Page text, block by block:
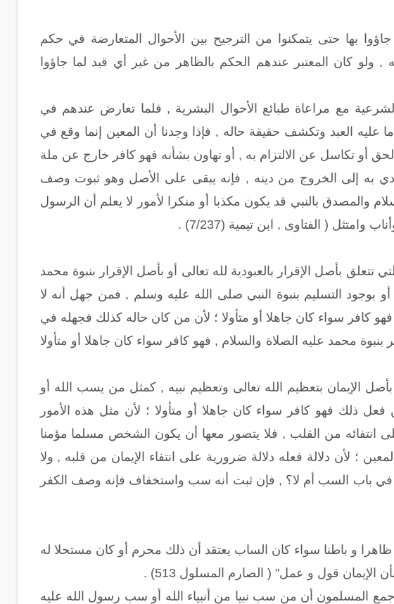
بها حتى يتمكنوا من الترجيح بين الأحوال المتعارضة في حكم
ولو كان المعتبر عندهم الحكم بالظاهر من غير أي قيد لما جاؤوا
مع مراعاة طبائع الأحوال البشرية , فلما تعارض عندهم في
عليه العبد وتكشف حقيقة حاله , فإذا وجدنا أن المعين إنما وقع في
أو تكاسل عن الالتزام به , أو تهاون بشأنه فهو كافر خارج عن ملة
به إلى الخروج من دينه , فإنه يبقى على الأصل وهو ثبوت وصف
والمصدق بالنبي قد يكون مكذبا أو منكرا لأمور لا يعلم أن الرسول
( الفتاوى , ابن تيمية (7/237) .
بأصل الإقرار بالعبودية لله تعالى أو بأصل الإقرار بنبوة محمد
بوجود التسليم بنبوة النبي صلى الله عليه وسلم , فمن جهل أنه لا
كافر سواء كان جاهلا أو متأولا ؛ لأن من كان حاله كذلك فجهله في
محمد عليه الصلاة والسلام , فهو كافر سواء كان جاهلا أو متأولا
الإيمان بتعظيم الله تعالى وتعظيم نبيه , كمثل من يسب الله أو
ذلك فهو كافر سواء كان جاهلا أو متأولا ؛ لأن مثل هذه الأمور
انتفائه من القلب , فلا يتصور معها أن يكون الشخص مسلما مؤمنا
؛ لأن دلالة فعله دلالة ضرورية على انتفاء الإيمان من قلبه , ولا
باب السب أم لا؟ , فإن ثبت أنه سب واستخفاف فإنه وصف الكفر
و باطنا سواء كان الساب يعتقد أن ذلك محرم أو كان مستحلا له
الإيمان قول و عمل" ( الصارم المسلول 513) .
المسلمون أن من سب نبيا من أنبياء الله أو سب رسول الله عليه